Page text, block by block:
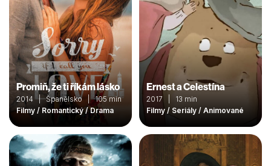
Promiň, že ti říkám lásko
2014 | Španělsko | 105 min
Filmy / Romantický / Drama
Ernest a Celestína
2017 | 13 min
Filmy / Seriály / Animované